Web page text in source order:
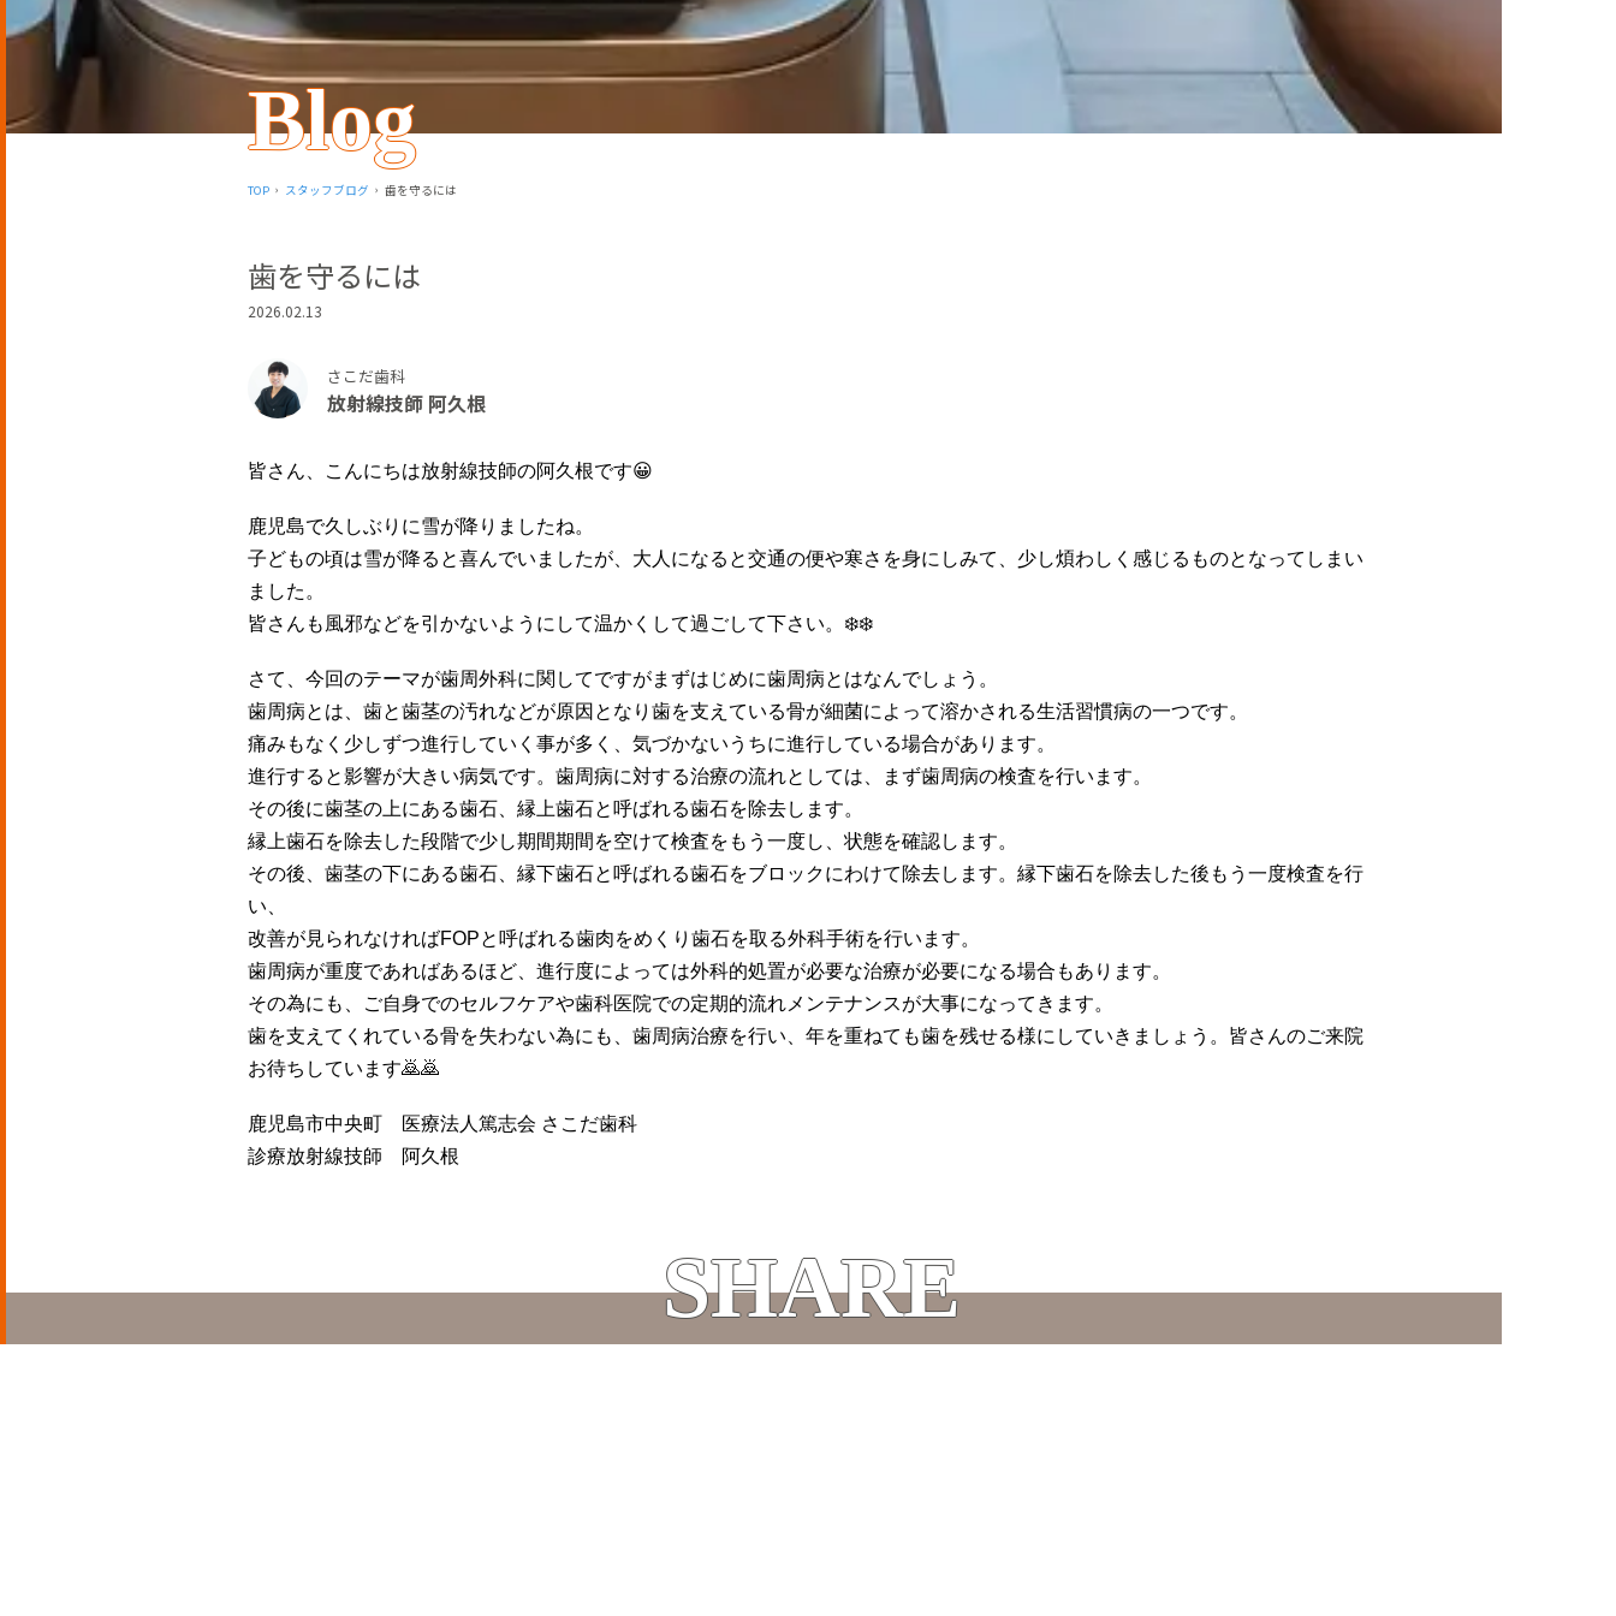
Blog
TOP スタッフブログ 歯を守るには
歯を守るには
2026.02.13
さこだ歯科
放射線技師 阿久根
皆さん、こんにちは放射線技師の阿久根です😀
鹿児島で久しぶりに雪が降りましたね。
子どもの頃は雪が降ると喜んでいましたが、大人になると交通の便や寒さを身にしみて、少し煩わしく感じるものとなってしまい
ました。
皆さんも風邪などを引かないようにして温かくして過ごして下さい。 ❄️❄️
さて、今回のテーマが歯周外科に関してですがまずはじめに歯周病とはなんでしょう。
歯周病とは、歯と歯茎の汚れなどが原因となり歯を支えている骨が細菌によって溶かされる生活習慣病の一つです。
痛みもなく少しずつ進行していく事が多く、気づかないうちに進行している場合があります。
進行すると影響が大きい病気です。歯周病に対する治療の流れとしては、まず歯周病の検査を行います。
その後に歯茎の上にある歯石、縁上歯石と呼ばれる歯石を除去します。
縁上歯石を除去した段階で少し期間期間を空けて検査をもう一度し、状態を確認します。
その後、歯茎の下にある歯石、縁下歯石と呼ばれる歯石をブロックにわけて除去します。縁下歯石を除去した後もう一度検査を行
い、
改善が見られなければFOPと呼ばれる歯肉をめくり歯石を取る外科手術を行います。
歯周病が重度であればあるほど、進行度によっては外科的処置が必要な治療が必要になる場合もあります。
その為にも、ご自身でのセルフケアや歯科医院での定期的流れメンテナンスが大事になってきます。
歯を支えてくれている骨を失わない為にも、歯周病治療を行い、年を重ねても歯を残せる様にしていきましょう。 皆さんのご来院
お待ちしています🙇🙇
鹿児島市中央町 医療法人篤志会 さこだ歯科
診療放射線技師 阿久根
SHARE